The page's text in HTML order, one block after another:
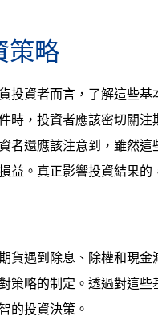
策略
投資者而言，了解這些
時，投資者應該密切關
者還應該注意到，雖然
益。真正影響投資結果
貨遇到除息、除權和現
策略的制定。透過對這
的投資決策。